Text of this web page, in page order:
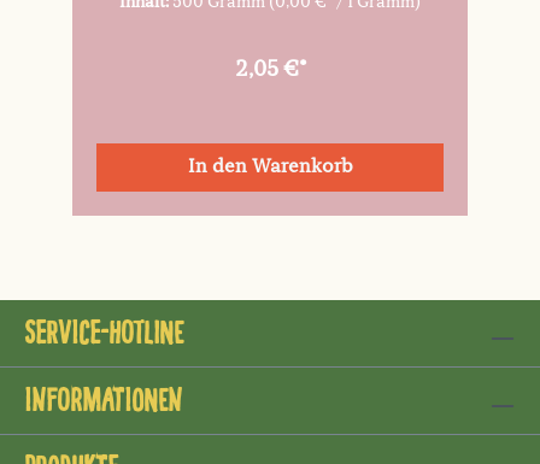
2,05 €*
In den Warenkorb
Service-Hotline
Informationen